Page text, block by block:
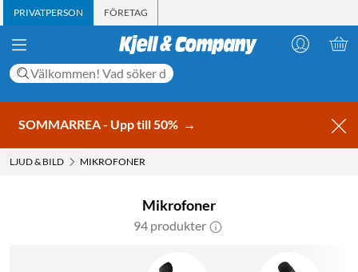
PRIVATPERSON FÖRETAG
SOMMARREA - Upp till 50% →
LJUD & BILD MIKROFONER
Mikrofoner
94 produkter